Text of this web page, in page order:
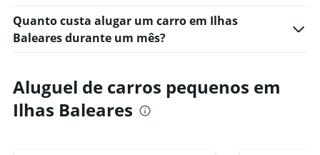
Quanto custa alugar um carro em Ilhas
Baleares durante um mês?
Aluguel de carros pequenos em
Ilhas Baleares